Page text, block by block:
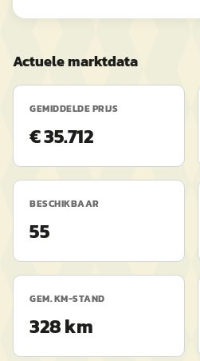
Actuele marktdata
GEMIDDELDE PRIJS
€ 35.712
BESCHIKBAAR
55
GEM. KM-STAND
328 km